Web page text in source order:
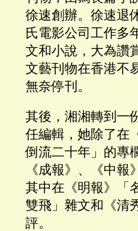
徐速創辦。徐速退
氏電影公司工作多
文和小說，大為讚
文藝刊物在香港不
無奈停刊。
其後，湘湘轉到
任編輯，她除了在
倒流二十年」的專
《成報》、《中
其中在《明報》「
雙飛」雜文和《清
評。